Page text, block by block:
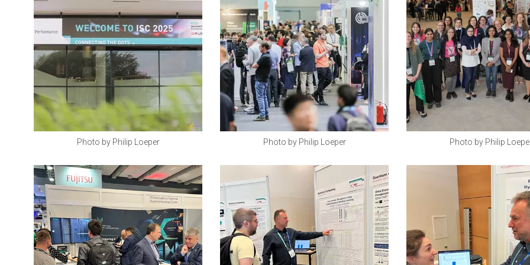
Photo by Philip Loeper Photo by Philip Loeper Photo by Philip